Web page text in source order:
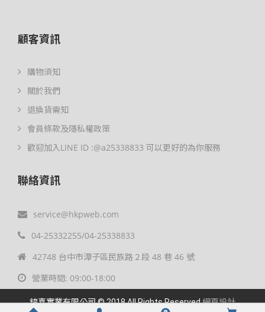
顧客資訊
購物須知
關於我們
退換貨需知
會員條款及隱私權政策
歡迎加入LINE ID :@a25338833 可以更好的為你服務
聯絡資訊
service@hkpweb.com
04-25332255/04-25338833
42748 台中市潭子區民族路２段 48 巷 46 號
營業時間: 09:00-18:00
鍠喜實業有限公司 © 2018 All Rights Reserved網頁設計